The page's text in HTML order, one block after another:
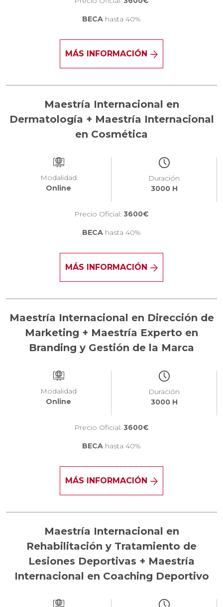
BECA hasta 40%
MÁS INFORMACIÓN
Maestría Internacional en
Dermatología + Maestría Internacional
en Cosmética
Modalidad
Online
Duración
3000 H
Precio Oficial: 3600€
BECA hasta 40%
MÁS INFORMACIÓN
Maestría Internacional en Dirección de
Marketing + Maestría Experto en
Branding y Gestión de la Marca
Modalidad
Online
Duración
3000 H
Precio Oficial: 3600€
BECA hasta 40%
MÁS INFORMACIÓN
Maestría Internacional en
Rehabilitación y Tratamiento de
Lesiones Deportivas + Maestría
Internacional en Coaching Deportivo